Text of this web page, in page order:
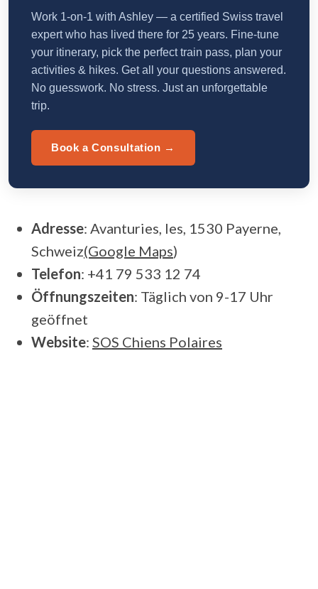
Work 1-on-1 with Ashley — a certified Swiss travel
expert who has lived there for 25 years. Fine-tune
your itinerary, pick the perfect train pass, plan your
activities & hikes. Get all your questions answered.
No guesswork. No stress. Just an unforgettable
trip.
Book a Consultation →
Adresse: Avanturies, les, 1530 Payerne,
Schweiz(Google Maps)
Telefon: +41 79 533 12 74
Öffnungszeiten: Täglich von 9-17 Uhr
geöffnet
Website: SOS Chiens Polaires